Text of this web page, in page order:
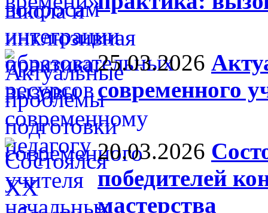
25.03.2026
современного
20.03.2026
победителей
мастерства